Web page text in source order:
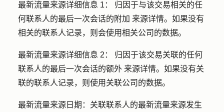
最新流量来源详细信息 1： 归因于与该交易相关的任
何联系人的最后一次会话的 附加 来源详情。如果没有
相关的联系人记录，则会使用相关公司的数据。
最新流量来源详细信息 2： 归因于该交易关联的任何
联系人的最后一次会话的额外 来源详情。如果没有关
联的联系人记录，则使用关联公司的数据。
最新流量来源日期： 关联联系人的最新流量来源发生